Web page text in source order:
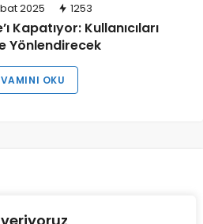
2025 1253
Kapatıyor: Kullanıcıları
Yönlendirecek
OKU